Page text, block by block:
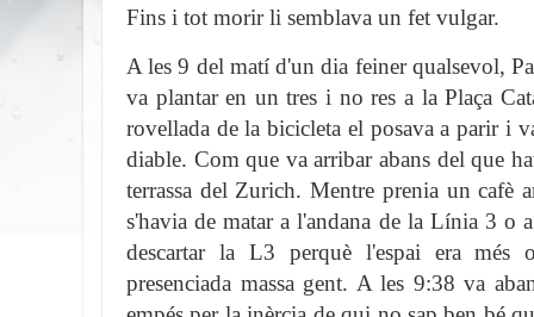
Fins i tot morir li semblava un fet vulgar.
A les 9 del matí d'un dia feiner qualsevol,
va plantar en un tres i no res a la Plaça
rovellada de la bicicleta el posava a parir i
diable. Com que va arribar abans del que
terrassa del Zurich. Mentre prenia un cafè
s'havia de matar a l'andana de la Línia 3 o
descartar la L3 perquè l'espai era més
presenciada massa gent. A les 9:38 va